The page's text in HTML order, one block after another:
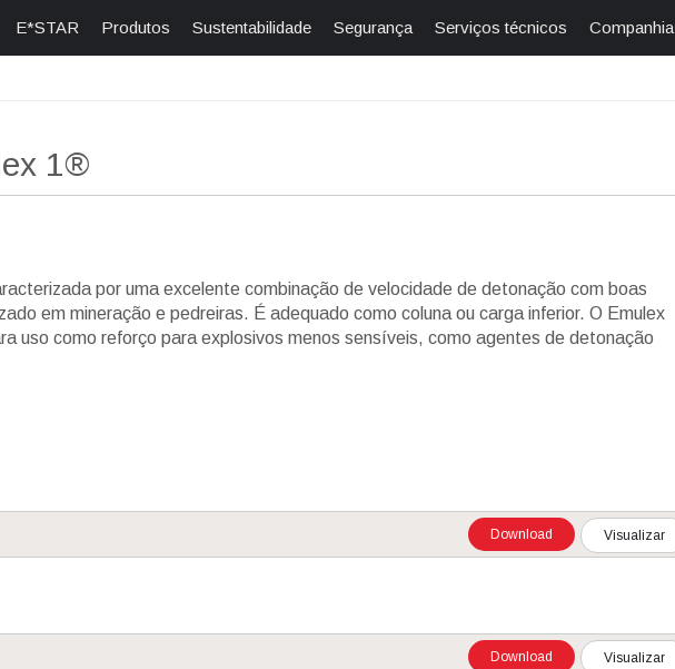
E*STAR Produtos Sustentabilidade Segurança Serviços técnicos Companhia
1®
por uma excelente combinação de velocidade de detonação com boas
em mineração e pedreiras. É adequado como coluna ou carga inferior. O Emulex
uso como reforço para explosivos menos sensíveis, como agentes de detonação
Visualizar
Download
Visualizar
Download